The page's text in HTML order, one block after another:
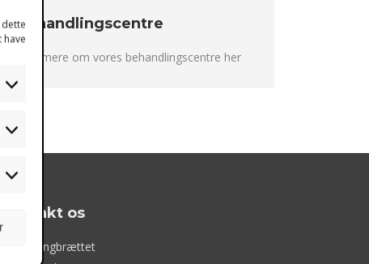
have
Statistikker
Marketing
Behandlingscentre
Læs mere om vores behandlingscentre her
Kontakt os
DSI Springbrættet